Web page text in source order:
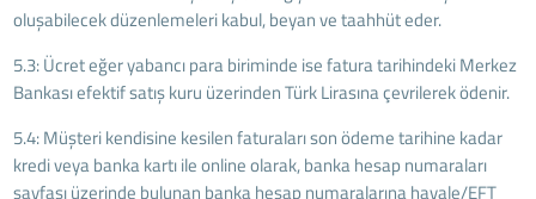
oluşabilecek düzenlemeleri kabul, beyan ve taahhüt eder.
5.3: Ücret eğer yabancı para biriminde ise fatura tarihindeki Merkez
Bankası efektif satış kuru üzerinden Türk Lirasına çevrilerek ödenir.
5.4: Müşteri kendisine kesilen faturaları son ödeme tarihine kadar
kredi veya banka kartı ile online olarak, banka hesap numaraları
sayfası üzerinde bulunan banka hesap numaralarına havale/EFT